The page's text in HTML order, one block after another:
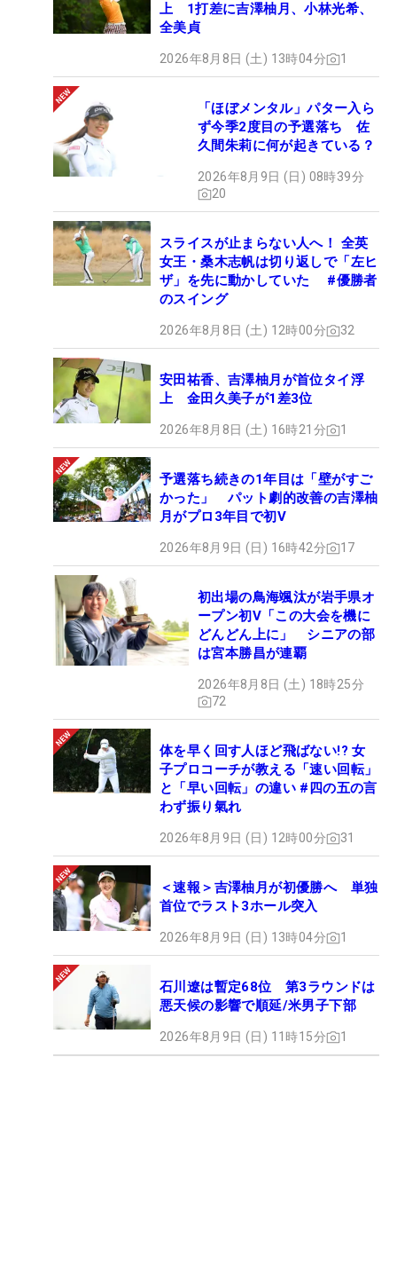
上 1打差に吉澤柚月、小林光希、
全美貞
2026年8月8日 (土) 13時04分 1
「ほぼメンタル」パター入ら
ず今季2度目の予選落ち 佐
久間朱莉に何が起きている？
2026年8月9日 (日) 08時39分
20
スライスが止まらない人へ！ 全英
女王・桑木志帆は切り返しで「左ヒ
ザ」を先に動かしていた #優勝者
のスイング
2026年8月8日 (土) 12時00分 32
安田祐香、吉澤柚月が首位タイ浮
上 金田久美子が1差3位
2026年8月8日 (土) 16時21分 1
予選落ち続きの1年目は「壁がすご
かった」 パット劇的改善の吉澤柚
月がプロ3年目で初V
2026年8月9日 (日) 16時42分 17
初出場の鳥海颯汰が岩手県オ
ープン初V「この大会を機に
どんどん上に」 シニアの部
は宮本勝昌が連覇
2026年8月8日 (土) 18時25分
72
体を早く回す人ほど飛ばない!? 女
子プロコーチが教える「速い回転」
と「早い回転」の違い #四の五の言
わず振り氣れ
2026年8月9日 (日) 12時00分 31
＜速報＞吉澤柚月が初優勝へ 単独
首位でラスト3ホール突入
2026年8月9日 (日) 13時04分 1
石川遼は暫定68位 第3ラウンドは
悪天候の影響で順延/米男子下部
2026年8月9日 (日) 11時15分 1